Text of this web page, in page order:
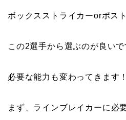
ボックスストライカーorポス
この2選手から選ぶのが良いで
必要な能力も変わってきます！
まず、ラインブレイカーに必